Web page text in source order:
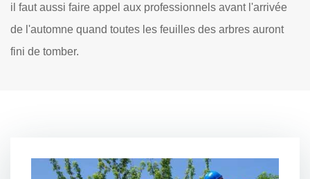
il faut aussi faire appel aux professionnels avant l'arrivée
de l'automne quand toutes les feuilles des arbres auront
fini de tomber.